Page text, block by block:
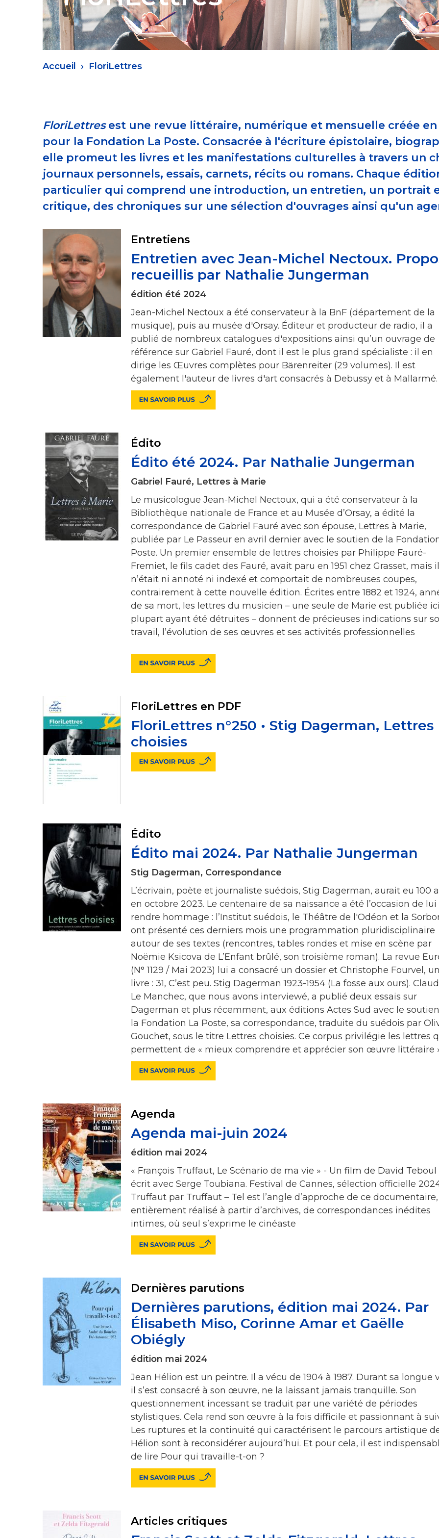
Fil
Accueil FloriLettres
FloriLettresest une revue littéraire, numérique et mensuelle créée
pour la Fondation La Poste. Consacrée à l'écriture épistolaire,
elle promeut les livres et les manifestations culturelles à travers un
journaux personnels, essais, carnets, récits ou romans. Chaque
particulier qui comprend une introduction, un entretien, un portrait
critique, des chroniques sur une sélection d'ouvrages ainsi qu'un
Entretiens
Entretien avec Jean-Michel Nectoux.
recueillis par Nathalie Jungerman
édition été 2024
Jean-Michel Nectoux a été conservateur à la BnF (département de la
musique), puis au musée d'Orsay. Éditeur et producteur de radio, il a
publié de nombreux catalogues d'expositions ainsi qu’un ouvrage de
référence sur Gabriel Fauré, dont il est le plus grand spécialiste : il en
dirige les Œuvres complètes pour Bärenreiter (29 volumes). Il est
également l'auteur de livres d'art consacrés à Debussy et à Mallarmé.
Édito
Édito été 2024. Par Nathalie Jungerman
Gabriel Fauré, Lettres à Marie
Le musicologue Jean-Michel Nectoux, qui a été conservateur à la
Bibliothèque nationale de France et au Musée d’Orsay, a édité la
correspondance de Gabriel Fauré avec son épouse, Lettres à Marie,
publiée par Le Passeur en avril dernier avec le soutien de la
Poste. Un premier ensemble de lettres choisies par Philippe Fauré-
Fremiet, le fils cadet des Fauré, avait paru en 1951 chez Grasset, mais il
n’était ni annoté ni indexé et comportait de nombreuses coupes,
contrairement à cette nouvelle édition. Écrites entre 1882 et 1924,
de sa mort, les lettres du musicien – une seule de Marie est publiée
plupart ayant été détruites – donnent de précieuses indications sur
travail, l’évolution de ses œuvres et ses activités professionnelles
FloriLettres en PDF
FloriLettres n°250 • Stig Dagerman, Lettres
choisies
Édito
Édito mai 2024. Par Nathalie Jungerman
Stig Dagerman, Correspondance
L’écrivain, poète et journaliste suédois, Stig Dagerman, aurait eu 100
en octobre 2023. Le centenaire de sa naissance a été l’occasion de lui
rendre hommage : l’Institut suédois, le Théâtre de l'Odéon et la
ont présenté ces derniers mois une programmation pluridisciplinaire
autour de ses textes (rencontres, tables rondes et mise en scène par
Noëmie Ksicova de L’Enfant brûlé, son troisième roman). La revue
(N° 1129 / Mai 2023) lui a consacré un dossier et Christophe Fourvel, un
livre : 31, C’est peu. Stig Dagerman 1923-1954 (La fosse aux ours).
Le Manchec, que nous avons interviewé, a publié deux essais sur
Dagerman et plus récemment, aux éditions Actes Sud avec le
la Fondation La Poste, sa correspondance, traduite du suédois par
Gouchet, sous le titre Lettres choisies. Ce corpus privilégie les lettres
permettent de « mieux comprendre et apprécier son œuvre littéraire
Agenda
Agenda mai-juin 2024
édition mai 2024
« François Truffaut, Le Scénario de ma vie » - Un film de David Teboul
écrit avec Serge Toubiana. Festival de Cannes, sélection officielle
Truffaut par Truffaut – Tel est l’angle d’approche de ce documentaire,
entièrement réalisé à partir d’archives, de correspondances inédites
intimes, où seul s’exprime le cinéaste
Dernières parutions
Dernières parutions, édition mai 2024. Par
Élisabeth Miso, Corinne Amar et Gaëlle
Obiégly
édition mai 2024
Jean Hélion est un peintre. Il a vécu de 1904 à 1987. Durant sa longue
il s’est consacré à son œuvre, ne la laissant jamais tranquille. Son
questionnement incessant se traduit par une variété de périodes
stylistiques. Cela rend son œuvre à la fois difficile et passionnant à
Les ruptures et la continuité qui caractérisent le parcours artistique
Hélion sont à reconsidérer aujourd’hui. Et pour cela, il est
de lire Pour qui travaille-t-on ?
Articles critiques